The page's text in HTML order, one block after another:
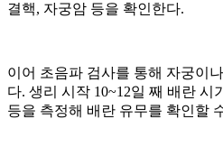
결핵, 자궁암 등을 확인한다.
이어 초음파 검사를 통해 자궁이
다. 생리 시작 10~12일 째 배란 시
등을 측정해 배란 유무를 확인할